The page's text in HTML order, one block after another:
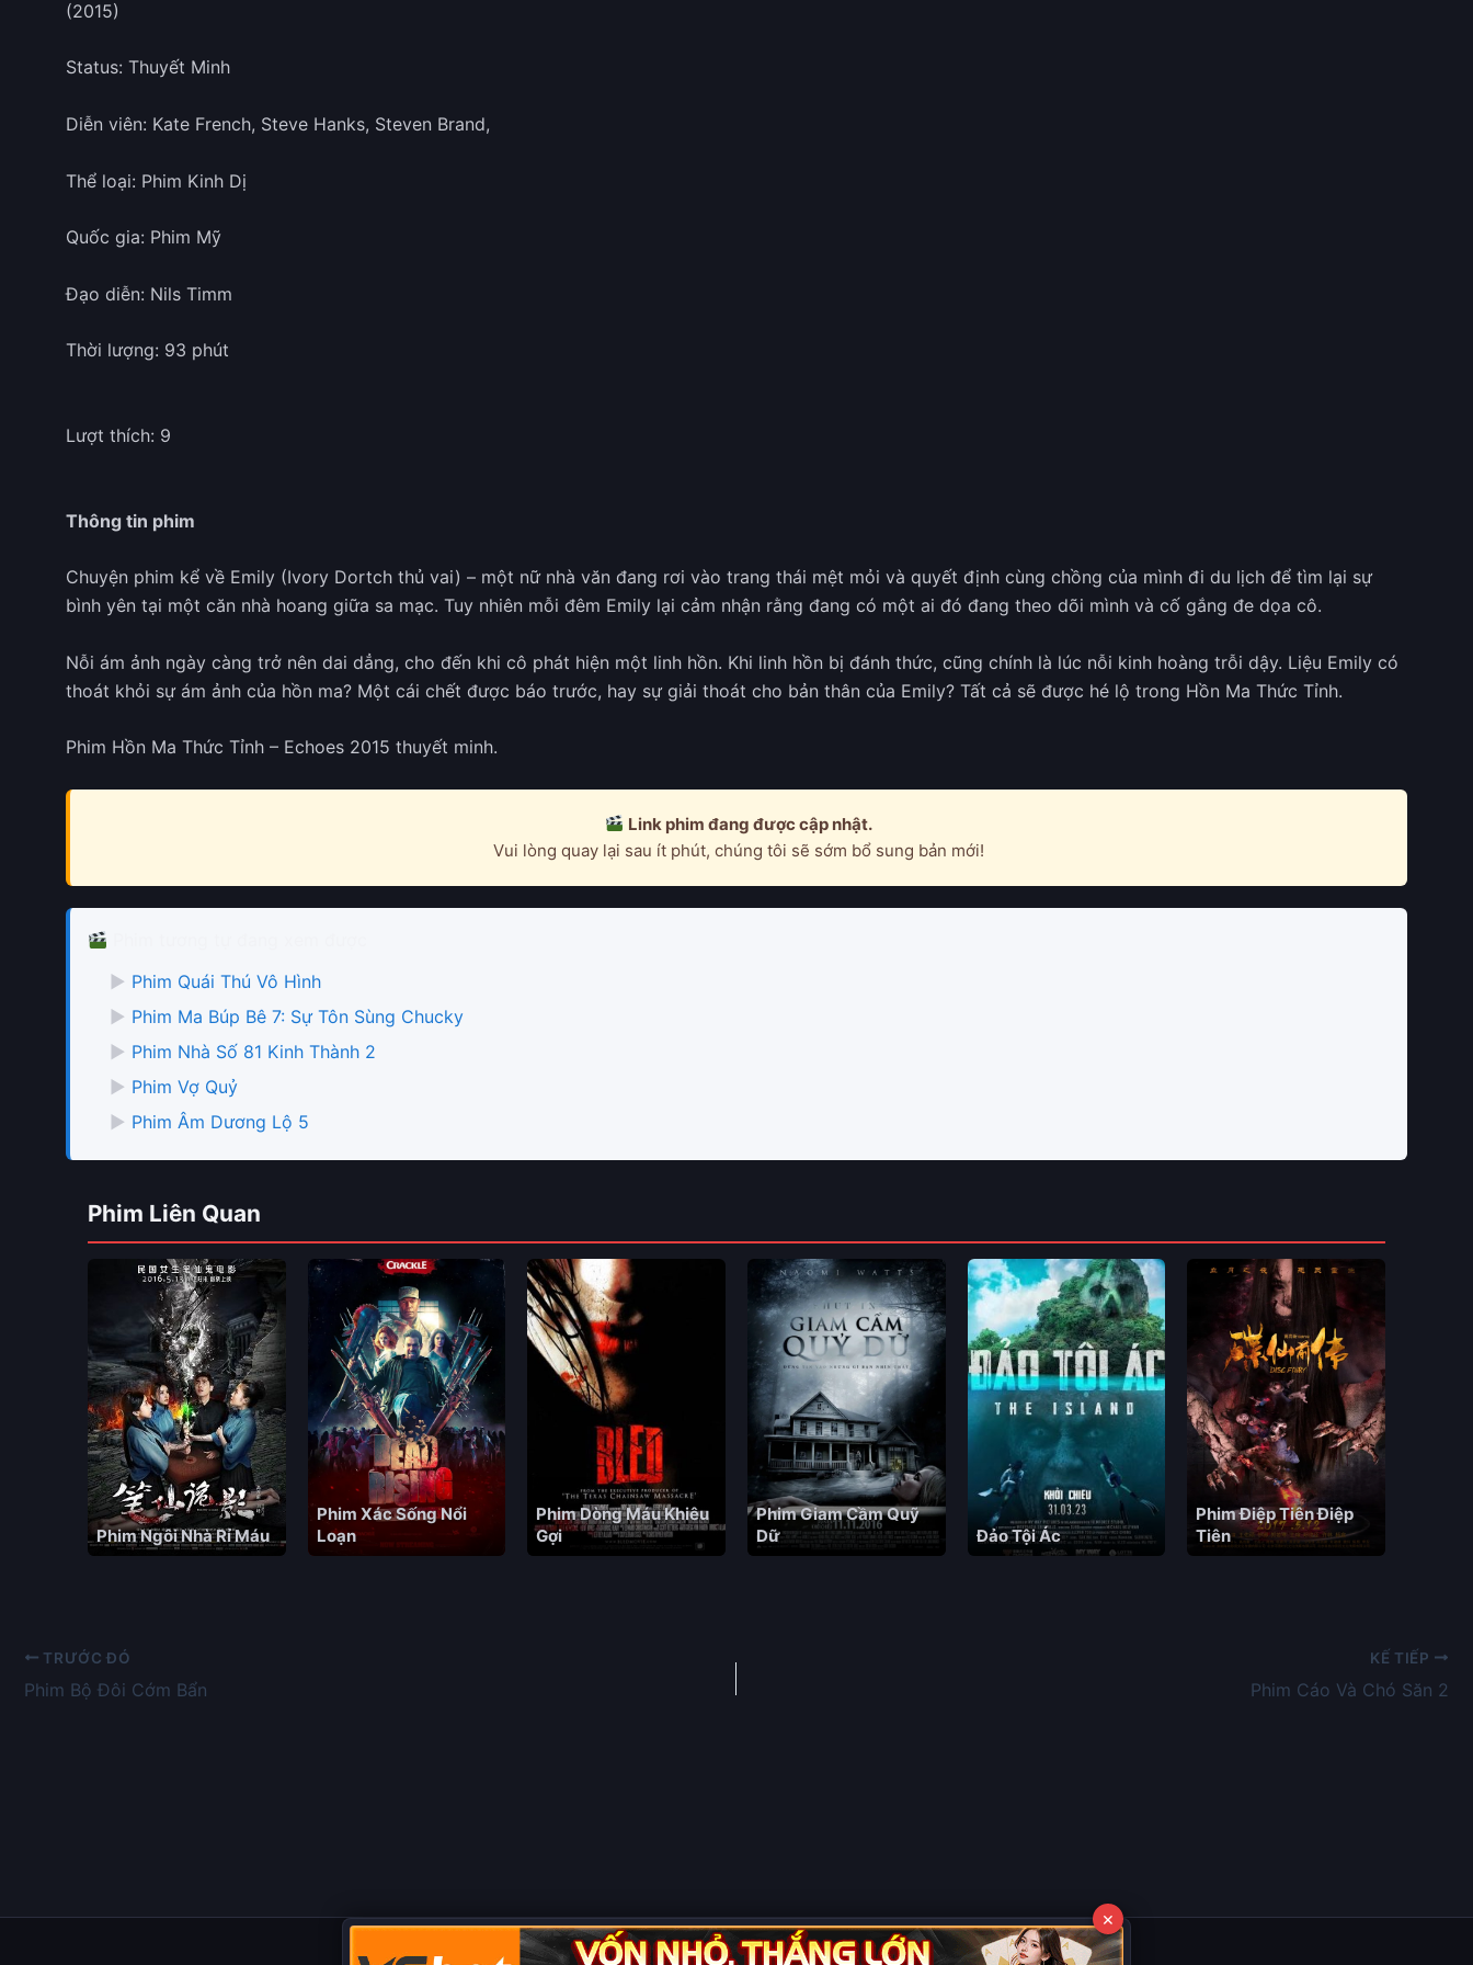
(2015)
Status: Thuyết Minh
Diễn viên: Kate French, Steve Hanks, Steven Brand,
Thể loại: Phim Kinh Dị
Quốc gia: Phim Mỹ
Đạo diễn: Nils Timm
Thời lượng: 93 phút
Lượt thích: 9
Thông tin phim
Chuyện phim kể về Emily (Ivory Dortch thủ vai) – một nữ nhà văn đang rơi vào trang thái mệt mỏi và quyết định cùng chồng của mình đi du lịch để tìm lại sự
bình yên tại một căn nhà hoang giữa sa mạc. Tuy nhiên mỗi đêm Emily lại cảm nhận rằng đang có một ai đó đang theo dõi mình và cố gắng đe dọa cô.
Nỗi ám ảnh ngày càng trở nên dai dẳng, cho đến khi cô phát hiện một linh hồn. Khi linh hồn bị đánh thức, cũng chính là lúc nỗi kinh hoàng trỗi dậy. Liệu Emily có
thoát khỏi sự ám ảnh của hồn ma? Một cái chết được báo trước, hay sự giải thoát cho bản thân của Emily? Tất cả sẽ được hé lộ trong Hồn Ma Thức Tỉnh.
Phim Hồn Ma Thức Tỉnh – Echoes 2015 thuyết minh.
Link phim đang được cập nhật.
Vui lòng quay lại sau ít phút, chúng tôi sẽ sớm bổ sung bản mới!
▶ Phim Quái Thú Vô Hình
▶ Phim Ma Búp Bê 7: Sự Tôn Sùng Chucky
▶ Phim Nhà Số 81 Kinh Thành 2
▶ Phim Vợ Quỷ
▶ Phim Âm Dương Lộ 5
Phim Liên Quan
Phim Ngôi Nhà Rỉ Máu
Phim Xác Sống Nổi
Loạn
Phim Dòng Máu Khiêu
Gợi
Phim Giam Cầm Quỹ
Dữ
Đảo Tội Ác
Phim Điệp Tiên Điệp
Tiên
TRƯỚC ĐÓ
Phim Bộ Đôi Cớm Bẩn​
KẾ TIẾP
Phim Cáo Và Chó Săn 2
×